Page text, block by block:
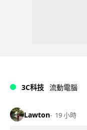
3C科技 流動電腦
Lawton 19 小時